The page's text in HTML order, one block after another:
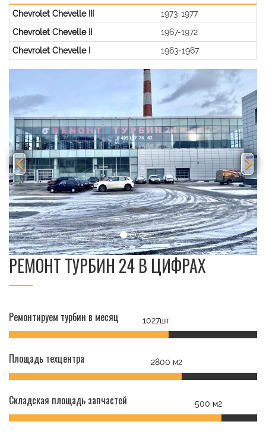
Chevrolet Chevelle III
1973-1977
Chevrolet Chevelle II
1967-1972
Chevrolet Chevelle I
1963-1967
РЕМОНТ ТУРБИН 24 В ЦИФРАХ
Ремонтируем турбин в месяц 1027шт.
Площадь техцентра 2800 м2
Складская площадь запчастей 500 м2